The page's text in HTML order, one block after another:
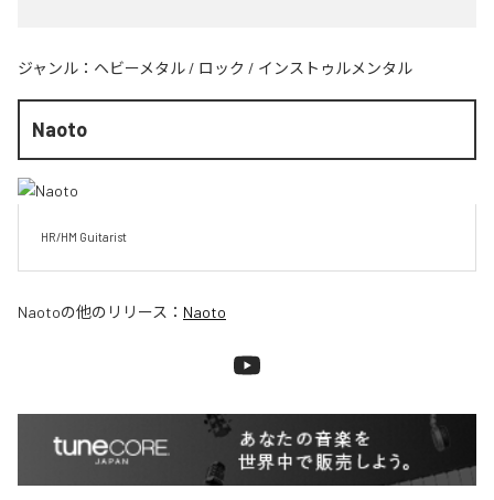
ジャンル： ヘビーメタル / ロック / インストゥルメンタル
Naoto
HR/HM Guitarist
Naotoの他のリリース： Naoto